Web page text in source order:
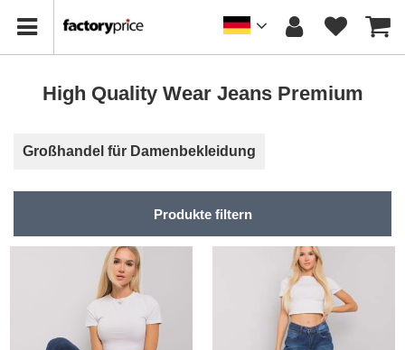
High Quality Wear Jeans Premium
Großhandel für Damenbekleidung
Produkte filtern